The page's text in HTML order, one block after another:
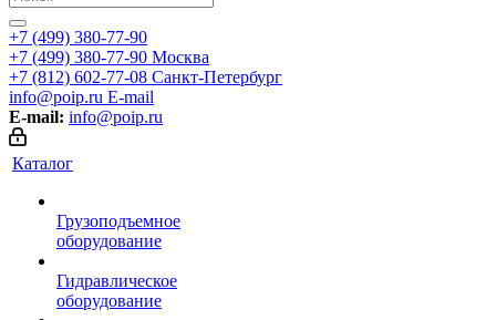
+7 (499) 380-77-90
+7 (499) 380-77-90 Москва
+7 (812) 602-77-08 Санкт-Петербург
info@poip.ru E-mail
E-mail: info@poip.ru
Каталог
Грузоподъемное
оборудование
Гидравлическое
оборудование